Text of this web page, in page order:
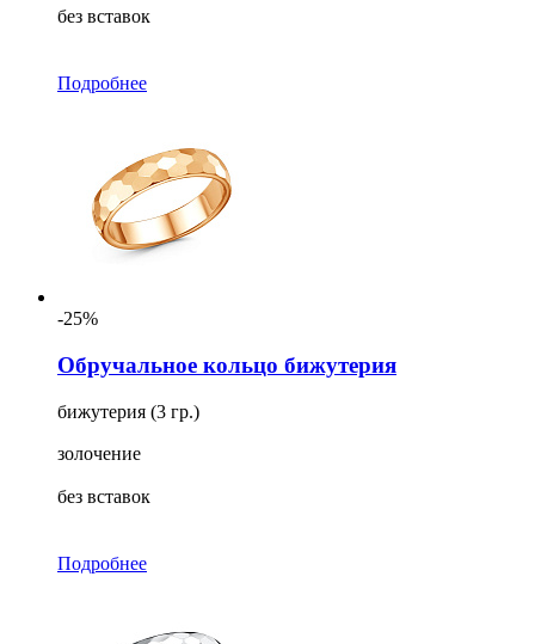
без вставок
Подробнее
-25%
Обручальное кольцо бижутерия
бижутерия (3 гр.)
золочение
без вставок
Подробнее